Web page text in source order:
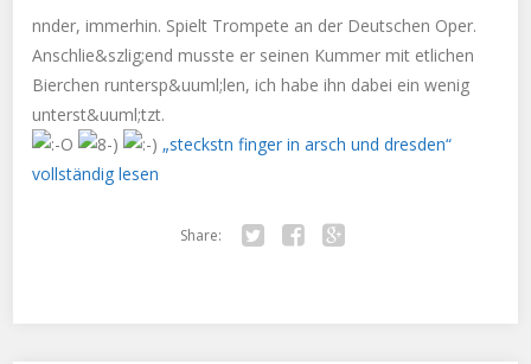
nnder, immerhin. Spielt Trompete an der Deutschen Oper.
Anschlie&szlig;end musste er seinen Kummer mit etlichen
Bierchen runtersp&uuml;len, ich habe ihn dabei ein wenig
unterst&uuml;tzt.
„steckstn finger in arsch und dresden“
vollständig lesen
Share: